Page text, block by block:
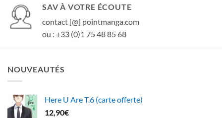
SAV À VOTRE ÉCOUTE
contact [@] pointmanga.com
ou : +33 (0)1 75 48 85 68
NOUVEAUTÉS
Here U Are T.6 (carte offerte)
12,90€